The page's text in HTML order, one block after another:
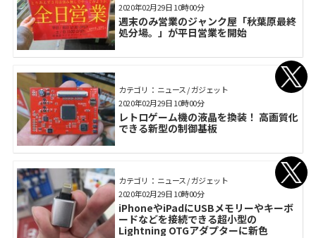
週末のみ営業のジャンク屋「秋葉原最終
処分場。」が平日営業を開始
2020年02月29日 10時00分
カテゴリ： ニュース / ガジェット
レトロゲーム機の液晶を換装！ 高画質化
できる新型の制御基板
2020年02月29日 10時00分
カテゴリ： ニュース / ガジェット
iPhoneやiPadにUSBメモリーやキーボ
ードなどを接続できる超小型の
Lightning OTGアダプターに新色
2020年02月29日 10時00分